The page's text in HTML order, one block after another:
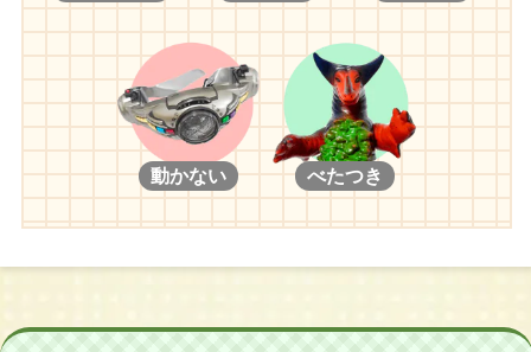
ホワイトラビット スウィートドリーム/アユム､ア プリティーエッ
グ/キラ幼SD/キラ幼SDオリジンボディ/空太 1st/2nd/くん幼SD/くん
幼SDオリジンボディ/アン/エディ/かける/コリン/サラ幼SDシン/シ
ン ドルパ20/翔幼SD/鈴菜 1st/2nd/ちか/千夏 1st/2nd/ナナスウィート
ドリーム幼SDオリジンボディ/ナナ幼SD/のの幼SDオリジンボデ
ィ/雛苺&くんくん/梵天丸/ミミ幼SDオリジンボディ/めぐ幼SD/め
ぐとこまめ 京都へおいでやす/愛姫/リン/リン ドルパ20/レミ/蓮花
丸 1st/2nd/リトルアリス/リトルロリーナ/リリィ/凌幼SD 感謝祭/凌
幼SD HTドルパ大阪5
【MDD ミニ ドルフィードリーム】
ラトゥーニ・スゥボータ/大空寺あゆ/玉野まゆ/アル・アジフ/エセ
ルドレーダ/イリヤ/ルイズ/柚原このみ/右代宮真里亞
動かない べたつき